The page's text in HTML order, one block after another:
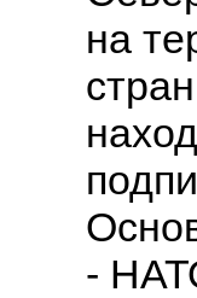
на
-